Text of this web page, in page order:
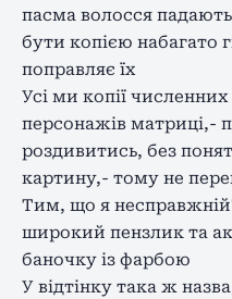
пасма волосся
бути копією набагато
поправляє їх
Усі ми копії
персонажів матриці,-
роздивитись, без
картину,- тому не
Тим, що я
широкий пензлик та
баночку із фарбою
У відтінку така ж